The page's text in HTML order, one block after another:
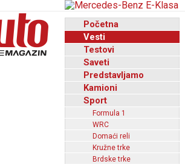
Početna
Vesti
Testovi
Saveti
Predstavljamo
Kamioni
Sport
Formula 1
WRC
Domaći reli
Kružne trke
Brdske trke